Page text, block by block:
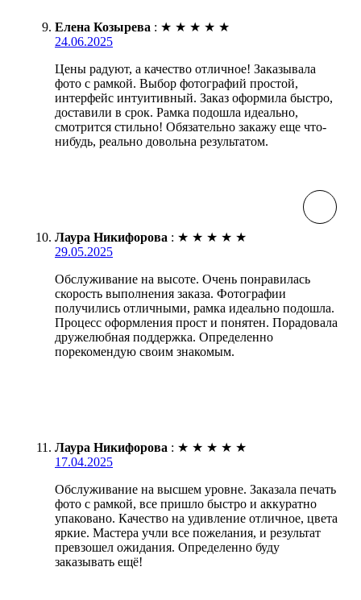
Елена Козырева : ★ ★ ★ ★ ★
24.06.2025
Цены радуют, а качество отличное! Заказывала
фото с рамкой. Выбор фотографий простой,
интерфейс интуитивный. Заказ оформила быстро,
доставили в срок. Рамка подошла идеально,
смотрится стильно! Обязательно закажу еще что-
нибудь, реально довольна результатом.
Лаура Никифорова : ★ ★ ★ ★ ★
29.05.2025
Обслуживание на высоте. Очень понравилась
скорость выполнения заказа. Фотографии
получились отличными, рамка идеально подошла.
Процесс оформления прост и понятен. Порадовала
дружелюбная поддержка. Определенно
порекомендую своим знакомым.
Лаура Никифорова : ★ ★ ★ ★ ★
17.04.2025
Обслуживание на высшем уровне. Заказала печать
фото с рамкой, все пришло быстро и аккуратно
упаковано. Качество на удивление отличное, цвета
яркие. Мастера учли все пожелания, и результат
превзошел ожидания. Определенно буду
заказывать ещё!